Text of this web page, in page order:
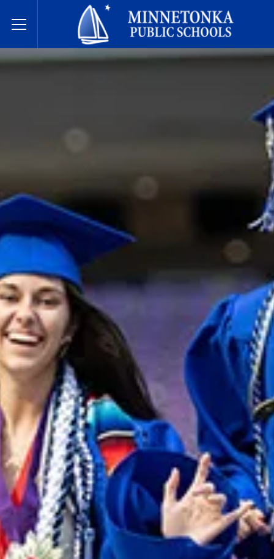
Toggle Menu
Javne škole Minnetonke